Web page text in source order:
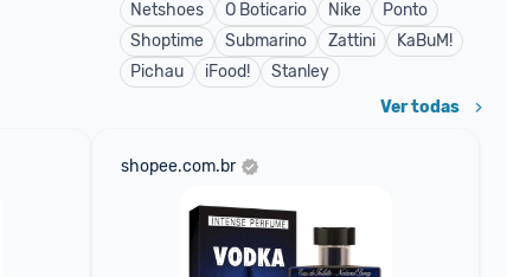
Netshoes
O Boticario Nike
Ponto
Shoptime
Submarino Zattini
KaBuM!
Pichau
iFood! Stanley
Ver todas
shopee.com.br